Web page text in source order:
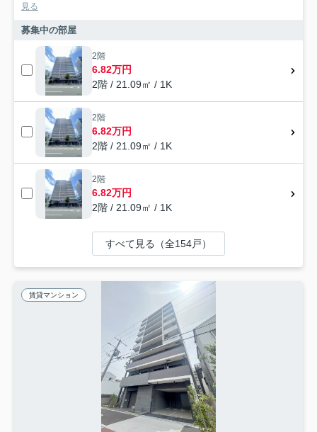
見る
募集中の部屋
2階
6.82万円
2階 / 21.09㎡ / 1K
2階
6.82万円
2階 / 21.09㎡ / 1K
2階
6.82万円
2階 / 21.09㎡ / 1K
すべて見る（全154戸）
賃貸マンション